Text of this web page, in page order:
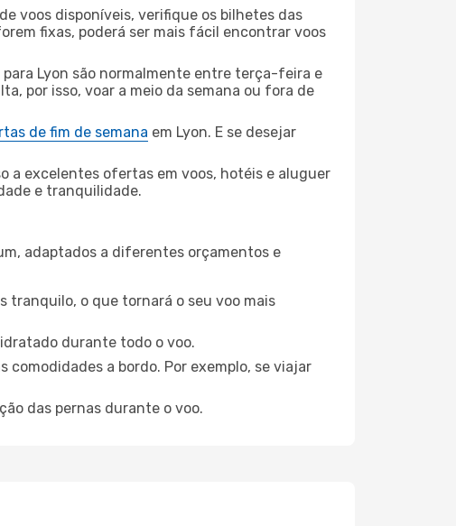
voos disponíveis, verifique os bilhetes das
fixas, poderá ser mais fácil encontrar voos
para Lyon são normalmente entre terça-feira e
por isso, voar a meio da semana ou fora de
de fim de semana em Lyon. E se desejar
a excelentes ofertas em voos, hotéis e aluguer
e tranquilidade.
adaptados a diferentes orçamentos e
tranquilo, o que tornará o seu voo mais
durante todo o voo.
comodidades a bordo. Por exemplo, se viajar
das pernas durante o voo.